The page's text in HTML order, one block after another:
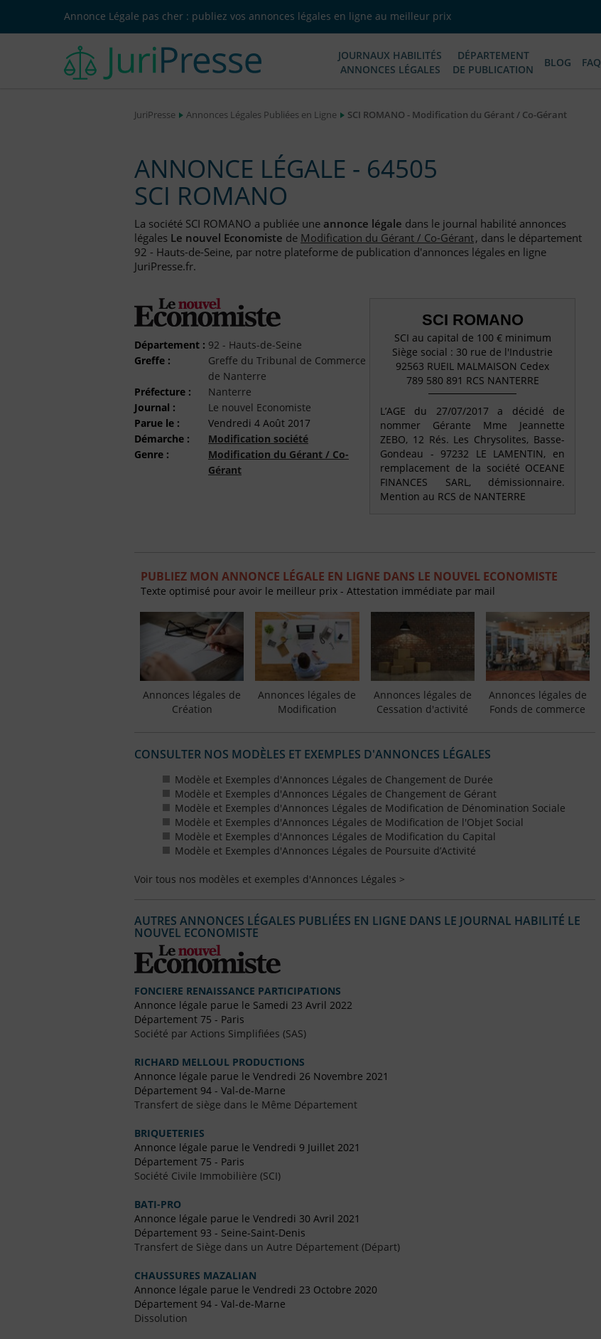
Annonce Légale pas cher : publiez vos annonces légales en ligne au meilleur prix
JOURNAUX HABILITÉS
ANNONCES LÉGALES
DÉPARTEMENT
DE PUBLICATION
BLOG FAQ
JuriPresse Annonces Légales Publiées en Ligne SCI ROMANO - Modification du Gérant / Co-Gérant
ANNONCE LÉGALE - 64505
SCI ROMANO
La société SCI ROMANO a publiée une annonce légale dans le journal habilité annonces
légales Le nouvel Economiste de Modification du Gérant / Co-Gérant, dans le département
92 - Hauts-de-Seine, par notre plateforme de publication d'annonces légales en ligne
JuriPresse.fr.
Département : 92 - Hauts-de-Seine
Greffe :
Greffe du Tribunal de Commerce
de Nanterre
Préfecture :
Nanterre
Journal :
Le nouvel Economiste
Parue le :
Vendredi 4 Août 2017
Démarche :
Modification société
Genre :
Modification du Gérant / Co-
Gérant
SCI ROMANO
SCI au capital de 100 € minimum
Siège social : 30 rue de l'Industrie
92563 RUEIL MALMAISON Cedex
789 580 891 RCS NANTERRE
L’AGE du 27/07/2017 a décidé de
nommer Gérante Mme Jeannette
ZEBO, 12 Rés. Les Chrysolites, Basse-
Gondeau - 97232 LE LAMENTIN, en
remplacement de la société OCEANE
FINANCES SARL, démissionnaire.
Mention au RCS de NANTERRE
PUBLIEZ MON ANNONCE LÉGALE EN LIGNE DANS LE NOUVEL ECONOMISTE
Texte optimisé pour avoir le meilleur prix - Attestation immédiate par mail
Annonces légales de
Création
Annonces légales de
Modification
Annonces légales de
Cessation d'activité
Annonces légales de
Fonds de commerce
CONSULTER NOS MODÈLES ET EXEMPLES D'ANNONCES LÉGALES
Modèle et Exemples d'Annonces Légales de Changement de Durée
Modèle et Exemples d'Annonces Légales de Changement de Gérant
Modèle et Exemples d'Annonces Légales de Modification de Dénomination Sociale
Modèle et Exemples d'Annonces Légales de Modification de l'Objet Social
Modèle et Exemples d'Annonces Légales de Modification du Capital
Modèle et Exemples d'Annonces Légales de Poursuite d’Activité
Voir tous nos modèles et exemples d'Annonces Légales >
AUTRES ANNONCES LÉGALES PUBLIÉES EN LIGNE DANS LE JOURNAL HABILITÉ LE
NOUVEL ECONOMISTE
FONCIERE RENAISSANCE PARTICIPATIONS
Annonce légale parue le Samedi 23 Avril 2022
Département 75 - Paris
Société par Actions Simplifiées (SAS)
RICHARD MELLOUL PRODUCTIONS
Annonce légale parue le Vendredi 26 Novembre 2021
Département 94 - Val-de-Marne
Transfert de siège dans le Même Département
BRIQUETERIES
Annonce légale parue le Vendredi 9 Juillet 2021
Département 75 - Paris
Société Civile Immobilière (SCI)
BATI-PRO
Annonce légale parue le Vendredi 30 Avril 2021
Département 93 - Seine-Saint-Denis
Transfert de Siège dans un Autre Département (Départ)
CHAUSSURES MAZALIAN
Annonce légale parue le Vendredi 23 Octobre 2020
Département 94 - Val-de-Marne
Dissolution